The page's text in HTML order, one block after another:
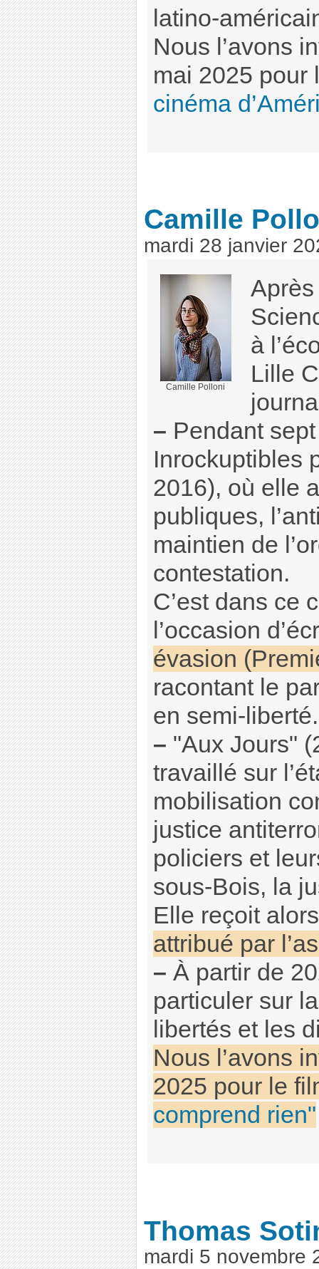
latino-
Nous l’avons
mai 2025 pour
cinéma
Camille
mardi 28 janvier
Camille Polloni
à
Lille
– Pendant
Inrockuptibles
2016), où elle
publiques,
maintien de
contestation.
C’est dans ce
l’occasion
évasion
racontant le
en semi-liberté.
– "Aux Jours"
travaillé sur
mobilisation
justice
policiers et
sous-Bois, la
Elle reçoit
attribué par
– À partir de
particuler sur
libertés et les
Nous l’avons
2025 pour le
comprend rien"
Thomas
mardi 5 novembre